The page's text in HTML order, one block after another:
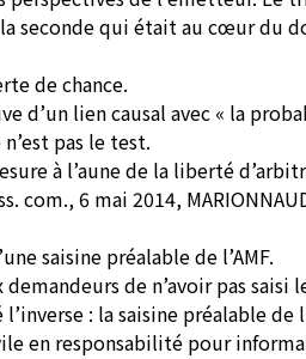
seconde qui était au cœur du
de chance.
d’un lien causal avec « la
pas le test.
à l’aune de la liberté
com., 6 mai 2014,
saisine préalable de l’AMF.
de n’avoir pas saisi
: la saisine préalable de
en responsabilité pour